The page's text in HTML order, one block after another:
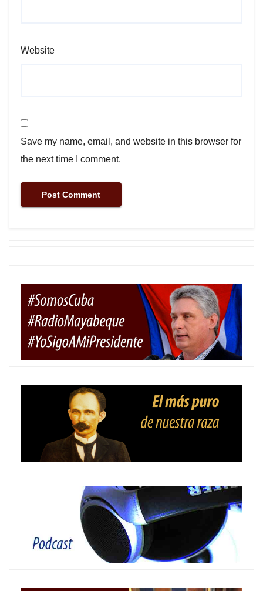
Website
Save my name, email, and website in this browser for
the next time I comment.